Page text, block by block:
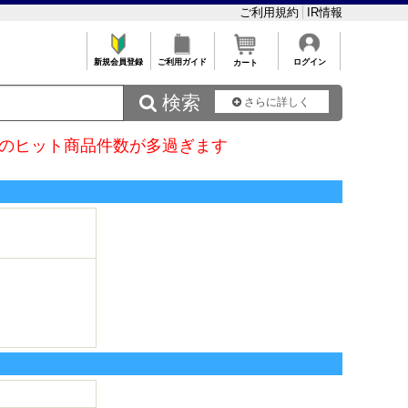
ご利用規約 IR情報
新規会員登録 ご利用ガイド カート ログイン
 検索 さらに詳しく
ヒット商品件数が多過ぎます